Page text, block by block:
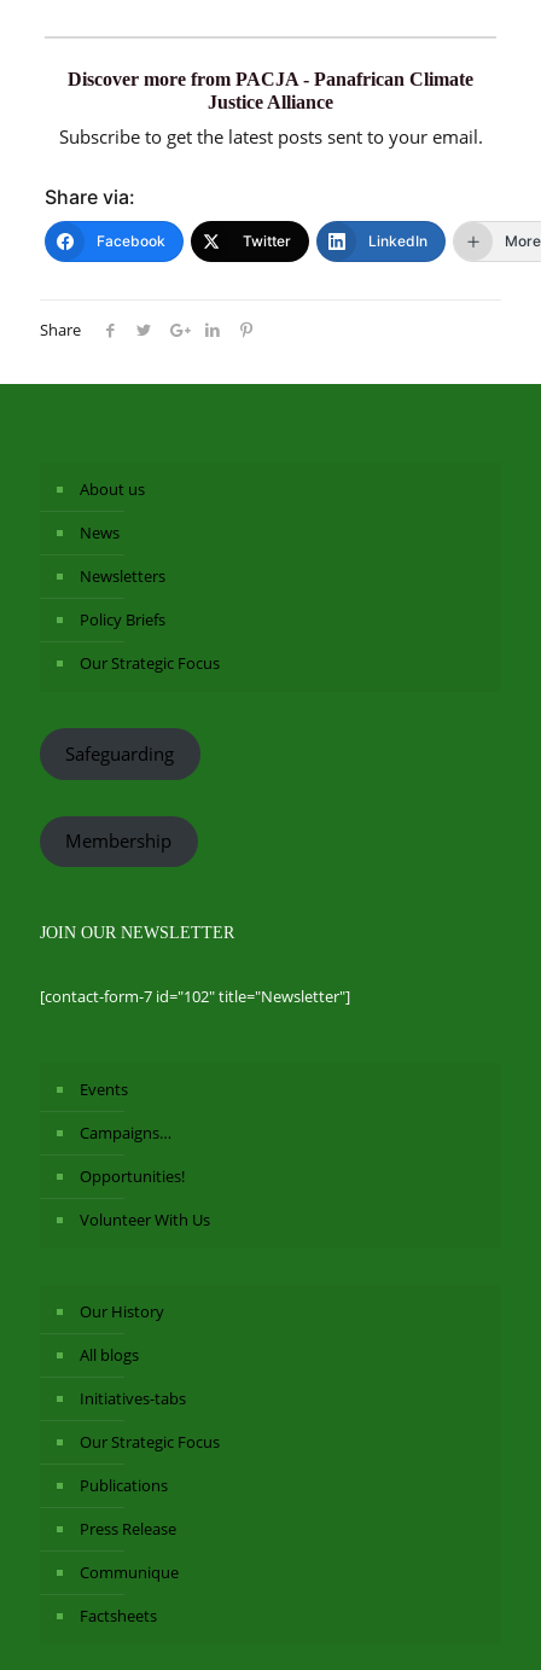
Discover more from PACJA - Panafrican Climate
Justice Alliance
Subscribe to get the latest posts sent to your email.
Share via:
Facebook Twitter LinkedIn More
Share
About us
News
Newsletters
Policy Briefs
Our Strategic Focus
Safeguarding
Membership
JOIN OUR NEWSLETTER
[contact-form-7 id="102" title="Newsletter"]
Events
Campaigns…
Opportunities!
Volunteer With Us
Our History
All blogs
Initiatives-tabs
Our Strategic Focus
Publications
Press Release
Communique
Factsheets